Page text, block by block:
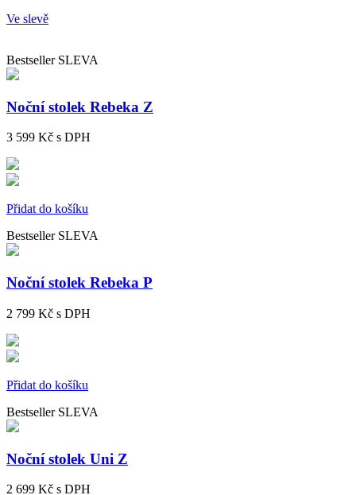
Ve slevě
Bestseller SLEVA
Noční stolek Rebeka Z
3 599 Kč s DPH
Přidat do košíku
Bestseller SLEVA
Noční stolek Rebeka P
2 799 Kč s DPH
Přidat do košíku
Bestseller SLEVA
Noční stolek Uni Z
2 699 Kč s DPH